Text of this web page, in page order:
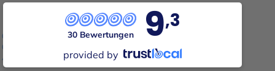
30 Bewertungen 9,3
provided by
Condé Immobilien
Graf-Adolf-Straße 11
42119 Wuppertal